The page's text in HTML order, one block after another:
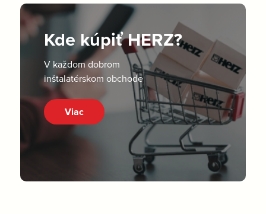
Kde kúpiť HERZ?
V každom dobrom
inštalatérskom obchode
Viac